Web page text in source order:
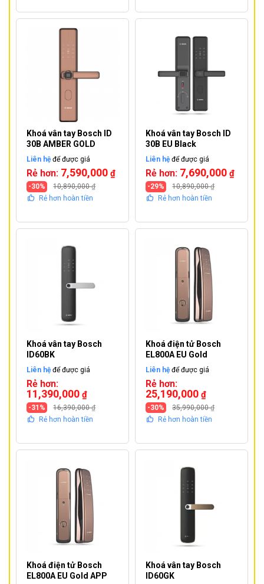
Khoá vân tay Bosch ID
30B AMBER GOLD
Liên hệđể được giá
Rẻ hơn: 7,590,000 ₫
10,890,000₫
-30%
Rẻ hơn hoàn tiền
Khoá vân tay Bosch ID
30B EU Black
Liên hệđể được giá
Rẻ hơn: 7,690,000 ₫
10,890,000₫
-29%
Rẻ hơn hoàn tiền
Khoá vân tay Bosch
ID60BK
Liên hệđể được giá
Rẻ hơn:
11,390,000 ₫
16,390,000₫
-31%
Rẻ hơn hoàn tiền
Khoá điện tử Bosch
EL800A EU Gold
Liên hệđể được giá
Rẻ hơn:
25,190,000 ₫
35,990,000₫
-30%
Rẻ hơn hoàn tiền
Khoá điện tử Bosch
EL800A EU Gold APP
Khoá vân tay Bosch
ID60GK